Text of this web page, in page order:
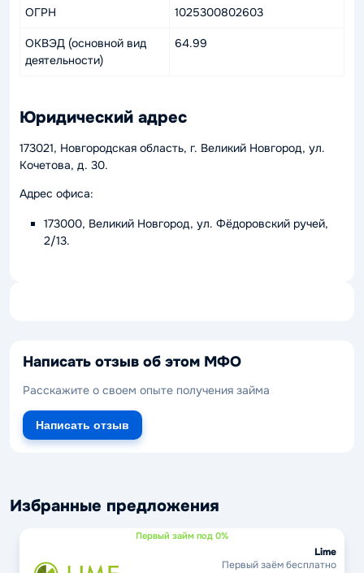
ОГРН 1025300802603
ОКВЭД (основной вид
деятельности)
64.99
Юридический адрес
173021, Новгородская область, г. Великий Новгород, ул.
Кочетова, д. 30.
Адрес офиса:
173000, Великий Новгород, ул. Фёдоровский ручей,
2/13.
Написать отзыв об этом МФО
Расскажите о своем опыте получения займа
Написать отзыв
Избранные предложения
Первый займ под 0%
Lime
Первый заём бесплатно